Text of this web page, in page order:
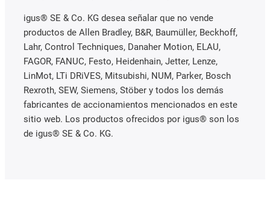
igus® SE & Co. KG desea señalar que no vende
productos de Allen Bradley, B&R, Baumüller, Beckhoff,
Lahr, Control Techniques, Danaher Motion, ELAU,
FAGOR, FANUC, Festo, Heidenhain, Jetter, Lenze,
LinMot, LTi DRiVES, Mitsubishi, NUM, Parker, Bosch
Rexroth, SEW, Siemens, Stöber y todos los demás
fabricantes de accionamientos mencionados en este
sitio web. Los productos ofrecidos por igus® son los
de igus® SE & Co. KG.